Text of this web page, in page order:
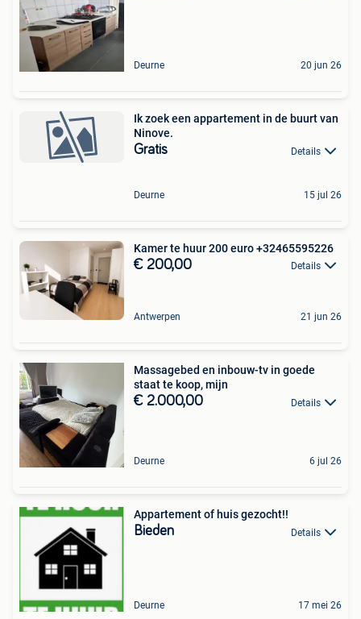
Deurne 20 jun 26
Ik zoek een appartement in de buurt van
Ninove.
Gratis Details
Deurne 15 jul 26
Kamer te huur 200 euro +32465595226
€ 200,00 Details
Antwerpen 21 jun 26
Massagebed en inbouw-tv in goede
staat te koop, mijn
€ 2.000,00 Details
Deurne 6 jul 26
Appartement of huis gezocht!!
Bieden Details
Deurne 17 mei 26